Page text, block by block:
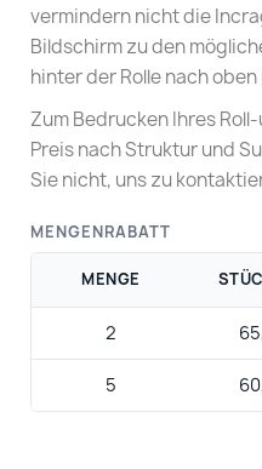
vermindern nicht die
Bildschirm zu den
hinter der Rolle nach
Zum Bedrucken Ihres
Preis nach Struktur und
Sie nicht, uns zu
MENGENRABATT
MENGE
2
5